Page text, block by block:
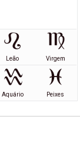
Leão Virgem
Aquário Peixes